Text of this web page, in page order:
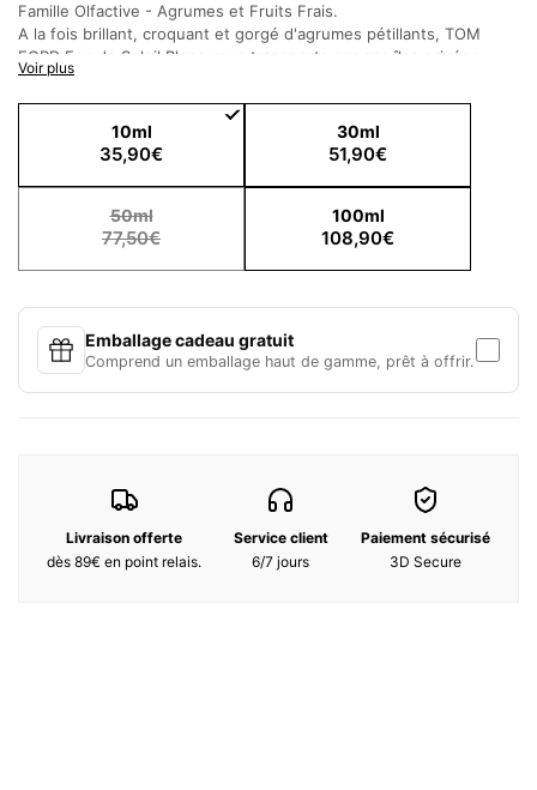
Famille Olfactive - Agrumes et Fruits Frais.
A la fois brillant, croquant et gorgé d'agrumes pétillants, TOM
FORD Eau de Soleil Blanc vous transporte sur ces îles privées
paradisiaques, où l'été est éternel.
La vivacité des agrumes qui contraste avec la chaleur ambrée
florale, évoque le reflet cristallin du soleil blanc sur l'eau
L'Inspiration - Les îles privées éloignées où l'été dure toute
l'année et où un jour se fond dans le suivant de façon
transparente.
Notes Olfactives :
Notes de cœur :Huile d'orange amère, bergamote verte
Notes de fond :Ylang-ylang des comores, coco de mer des
Seychelles
Ingrédients:
HYDROXYCITRONELLAL, COUMARIN, GERANIOL, BHT,
TOCOPHEROL, PENTAERYTHRITYL TETRA-DI-T-BUTYL
HYDROXYHYDROCINNAMATE
Voir plus
10ml
35,90€
30ml
51,90€
50ml
77,50€
100ml
108,90€
Emballage cadeau gratuit
Comprend un emballage haut de gamme, prêt à offrir.
Livraison offerte
dès 89€ en point relais.
Service client
6/7 jours
Paiement sécurisé
3D Secure